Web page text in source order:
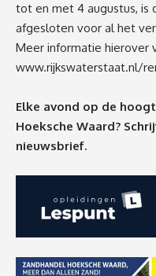
tot en met 4 augustus, is
afgesloten voor al het
Meer informatie hierover
www.rijkswaterstaat.nl/
Elke avond op de
Hoeksche Waard?
nieuwsbrief.